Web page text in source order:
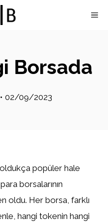
Borsada
• 02/09/2023
popüler hale
borsalarının
oldu. Her borsa, farklı
hangi tokenin hangi